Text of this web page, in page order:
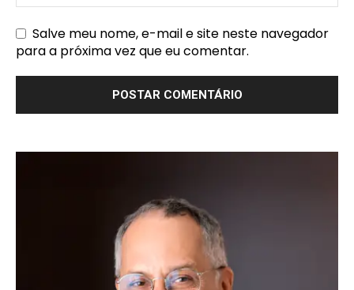
Salve meu nome, e-mail e site neste navegador
para a próxima vez que eu comentar.